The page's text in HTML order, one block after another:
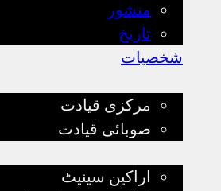
منشور
تاریخ
شخصیات
مرکزی قیادت
صوبائی قیادت
اراکین سینیٹ